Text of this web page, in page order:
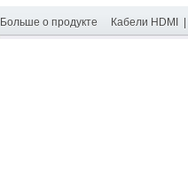
Больше о продукте Кабели HDMI|